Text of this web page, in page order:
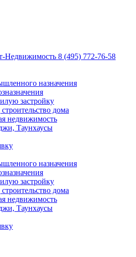
Недвижимость 8 (495) 772-76-58
назначения
застройку
дома
недвижимость
Таунхаусы
назначения
застройку
дома
недвижимость
Таунхаусы